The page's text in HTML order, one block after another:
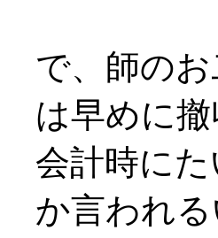
で、師の
は早めに撤
会計時に
か言われ